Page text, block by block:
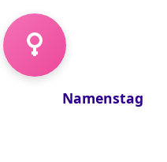
Mädchenname
Namenstag